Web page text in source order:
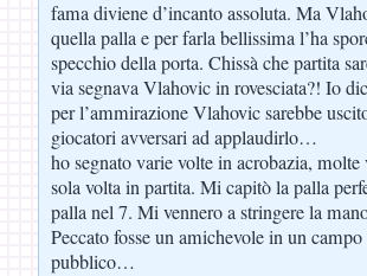
fama diviene d’incanto assoluta. Ma
quella palla e per farla bellissima l’ha
specchio della porta. Chissà che partita
via segnava Vlahovic in rovesciata?! Io
per l’ammirazione Vlahovic sarebbe
giocatori avversari ad applaudirlo…
ho segnato varie volte in acrobazia,
sola volta in partita. Mi capitò la palla
palla nel 7. Mi vennero a stringere la
Peccato fosse un amichevole in un
pubblico…